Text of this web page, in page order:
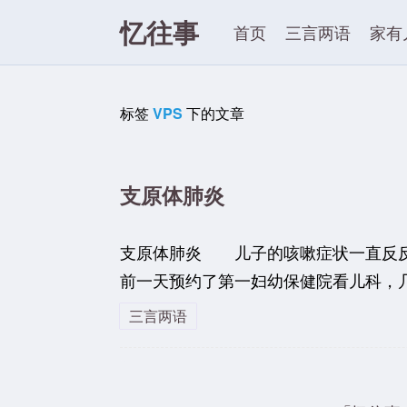
忆往事 首页 三言两语 家
标签VPS 下的文章
支原体肺炎
支原体肺炎 儿子的咳嗽症状一直反
前一天预约了第一妇幼保健院看儿科
三言两语